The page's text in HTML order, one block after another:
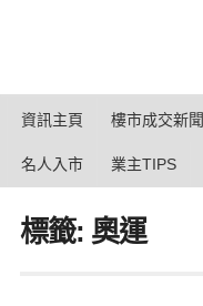
資訊主頁 樓市成交新聞
名人入市 業主TIPS
標籤: 奧運